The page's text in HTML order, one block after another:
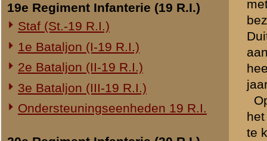
1e Bataljon (I-29 R.I.)
3e Bataljon (III-29 R.I.)
Ondersteuningseenheden 29 R.I.
Staf (St.-8 R.A.)
1e Afdeling (I-8 R.A.)
3e Afdeling (III-8 R.A.)
Kapitein Gelderman
stem in bedwang
waren, dat zij tot taak
stormloop naar de
verlengde van de brug
was inmiddels geheel
brug; daaronder de
geprobeerd had de
slag met de kolf van een
zich links en rechts van
morgen, toen zij met de
geschiedde. Tal van
Rechts van Kapitein